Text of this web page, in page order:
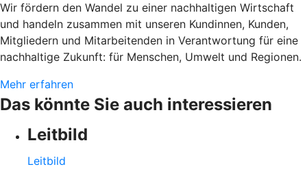
Wir fördern den Wandel zu einer nachhaltigen Wirtschaft
und handeln zusammen mit unseren Kundinnen, Kunden,
Mitgliedern und Mitarbeitenden in Verantwortung für eine
nachhaltige Zukunft: für Menschen, Umwelt und Regionen.
Mehr erfahren
Das könnte Sie auch interessieren
Leitbild
Leitbild